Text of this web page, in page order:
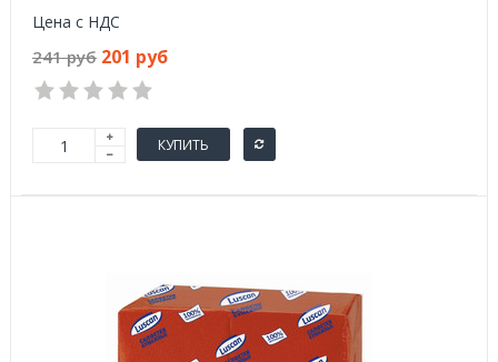
Цена с НДС
241 руб 201 руб
КУПИТЬ